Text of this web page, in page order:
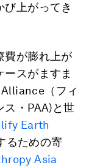
上がってき
費が膨れ上が
ースがますま
（フィ
ス・PAA)と世
Earth
るための寄
Asia